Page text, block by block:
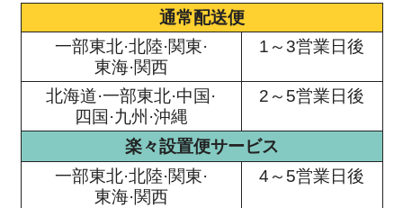
通常配送便
一部東北·北陸·関東·
東海·関西
1～3営業日後
北海道·一部東北·中国·
四国·九州·沖縄
2～5営業日後
楽々設置便サービス
一部東北·北陸·関東·
東海·関西
4～5営業日後